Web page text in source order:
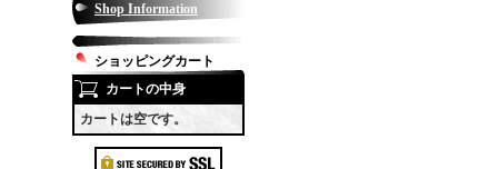
Shop Information
ショッピングカート
カートの中身
カートは空です。